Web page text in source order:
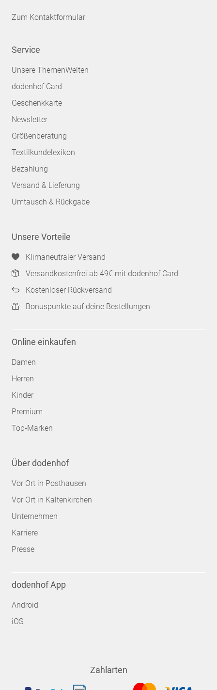
Zum Kontaktformular
Service
Unsere ThemenWelten
dodenhof Card
Geschenkkarte
Newsletter
Größenberatung
Textilkundelexikon
Bezahlung
Versand & Lieferung
Umtausch & Rückgabe
Unsere Vorteile
Klimaneutraler Versand
Versandkostenfrei ab 49€ mit dodenhof Card
Kostenloser Rückversand
Bonuspunkte auf deine Bestellungen
Online einkaufen
Damen
Herren
Kinder
Premium
Top-Marken
Über dodenhof
Vor Ort in Posthausen
Vor Ort in Kaltenkirchen
Unternehmen
Karriere
Presse
dodenhof App
Android
iOS
Zahlarten